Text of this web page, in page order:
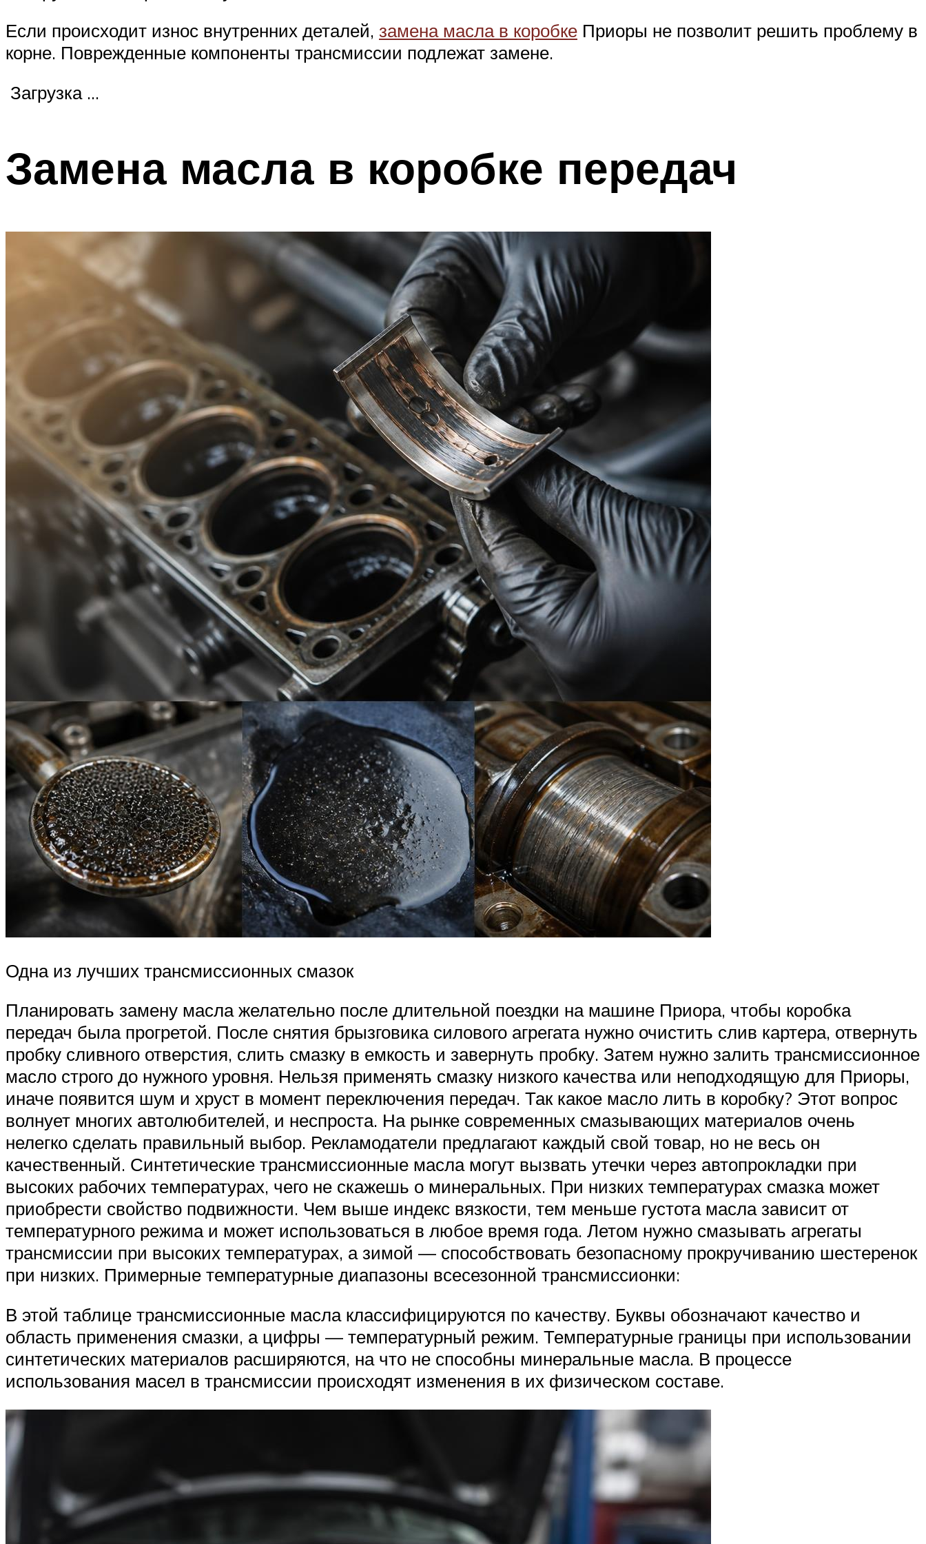
Меню
Если происходит износ внутренних деталей, замена масла в коробке Приоры не позволит решить проблему в
корне. Поврежденные компоненты трансмиссии подлежат замене.
Загрузка …
Замена масла в коробке передач
Одна из лучших трансмиссионных смазок
Планировать замену масла желательно после длительной поездки на машине Приора, чтобы коробка
передач была прогретой. После снятия брызговика силового агрегата нужно очистить слив картера, отвернуть
пробку сливного отверстия, слить смазку в емкость и завернуть пробку. Затем нужно залить трансмиссионное
масло строго до нужного уровня. Нельзя применять смазку низкого качества или неподходящую для Приоры,
иначе появится шум и хруст в момент переключения передач. Так какое масло лить в коробку? Этот вопрос
волнует многих автолюбителей, и неспроста. На рынке современных смазывающих материалов очень
нелегко сделать правильный выбор. Рекламодатели предлагают каждый свой товар, но не весь он
качественный. Синтетические трансмиссионные масла могут вызвать утечки через автопрокладки при
высоких рабочих температурах, чего не скажешь о минеральных. При низких температурах смазка может
приобрести свойство подвижности. Чем выше индекс вязкости, тем меньше густота масла зависит от
температурного режима и может использоваться в любое время года. Летом нужно смазывать агрегаты
трансмиссии при высоких температурах, а зимой — способствовать безопасному прокручиванию шестеренок
при низких. Примерные температурные диапазоны всесезонной трансмиссионки:
В этой таблице трансмиссионные масла классифицируются по качеству. Буквы обозначают качество и
область применения смазки, а цифры — температурный режим. Температурные границы при использовании
синтетических материалов расширяются, на что не способны минеральные масла. В процессе
использования масел в трансмиссии происходят изменения в их физическом составе.